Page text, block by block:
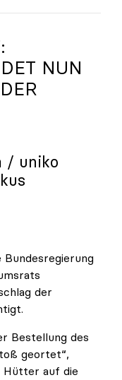
NUN
/ uniko
der
Bestellung des
geortet“,
Hütter auf die